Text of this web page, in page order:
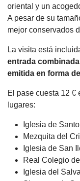
oriental y un
A pesar de su
mejor conservados
La visita está
entrada
emitida en forma
El pase cuesta 12 €
lugares:
Iglesia de
Mezquita del
Iglesia de San
Real Colegio
Iglesia del